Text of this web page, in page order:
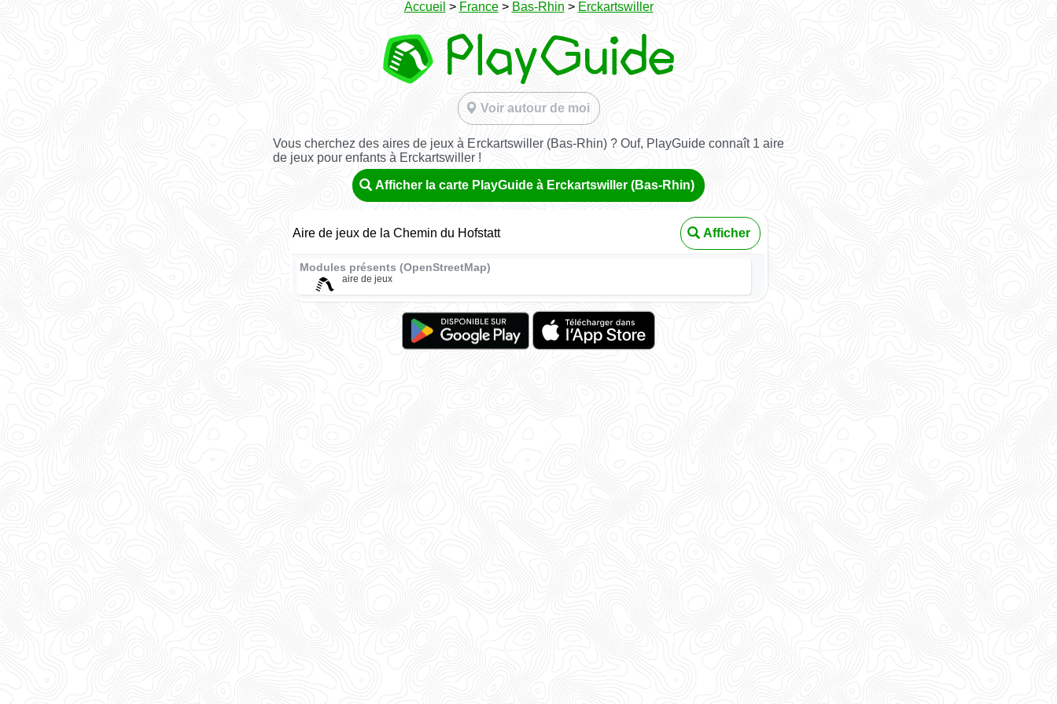
Accueil > France> Bas-Rhin > Erckartswiller
Voir autour de moi
Vous cherchez des aires de jeux à Erckartswiller (Bas-Rhin) ? Ouf, PlayGuide connaît 1 aire
de jeux pour enfants à Erckartswiller !
Afficher la carte PlayGuide à Erckartswiller (Bas-Rhin)
Aire de jeux de la Chemin du Hofstatt Afficher
Modules présents (OpenStreetMap)
aire de jeux